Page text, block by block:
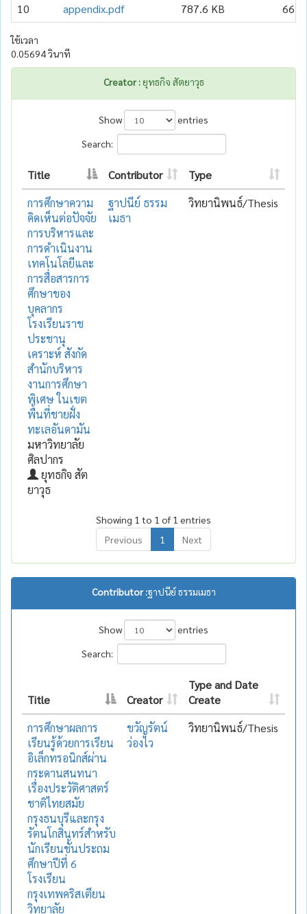
10
appendix.pdf 787.6 KB 66
ใช้เวลา
0.05694 วินาที
Creator :ยุทธกิจ สัตยาวุธ
Show
entries
Search:
Title Contributor
Type
การศึกษาความ
คิดเห็นต่อปัจจัย
การบริหารและ
การดำเนินงาน
เทคโนโลยีและ
การสื่อสารการ
ศึกษาของ
บุคลากร
โรงเรียนราช
ประชานุ
เคราะห์ สังกัด
สำนักบริหาร
งานการศึกษา
พิเศษ ในเขต
พื้นที่ชายฝั่ง
ทะเลอันดามัน
มหาวิทยาลัย
ศิลปากร
ยุทธกิจ สัต
ยาวุธ
ฐาปนีย์ ธรรม
เมธา
วิทยานิพนธ์/Thesis
Showing 1 to 1 of 1 entries
Previous
1 Next
Contributor :ฐาปนีย์ ธรรมเมธา
Show
entries
Search:
Title Creator
Type and Date
Create
การศึกษาผลการ
เรียนรู้ด้วยการเรียน
อิเล็กทรอนิกส์ผ่าน
กระดานสนทนา
เรื่องประวัติศาสตร์
ชาติไทยสมัย
กรุงธนบุรีและกรุง
รัตนโกสินทร์สำหรับ
นักเรียนชั้นประถม
ศึกษาปีที่ 6
โรงเรียน
กรุงเทพคริสเตียน
วิทยาลัย
ขวัญรัตน์
ว่องไว
วิทยานิพนธ์/Thesis